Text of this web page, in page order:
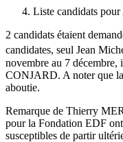
Liste candidats
2 candidats étaient
candidates, seul Jean
novembre au 7 décembre,
CONJARD. A noter que
aboutie.
Remarque de Thierry
pour la Fondation EDF
susceptibles de partir